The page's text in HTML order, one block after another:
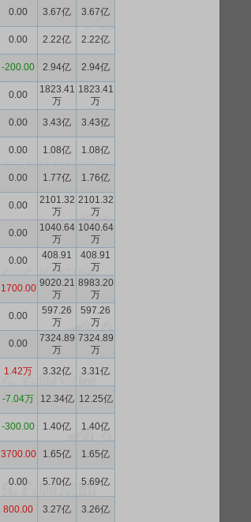
0.00 3.67亿 3.67亿
0.00 2.22亿 2.22亿
-200.00 2.94亿 2.94亿
0.00
1823.41
万
1823.41
万
0.00 3.43亿 3.43亿
0.00 1.08亿 1.08亿
0.00 1.77亿 1.76亿
0.00
2101.32
万
2101.32
万
0.00
1040.64
万
1040.64
万
0.00
408.91
万
408.91
万
1700.00 9020.21
万
8983.20
万
0.00
597.26
万
597.26
万
0.00
7324.89
万
7324.89
万
1.42万 3.32亿 3.31亿
-7.04万 12.34亿 12.25亿
-300.00 1.40亿 1.40亿
3700.00 1.65亿 1.65亿
0.00 5.70亿 5.69亿
800.00 3.27亿 3.26亿